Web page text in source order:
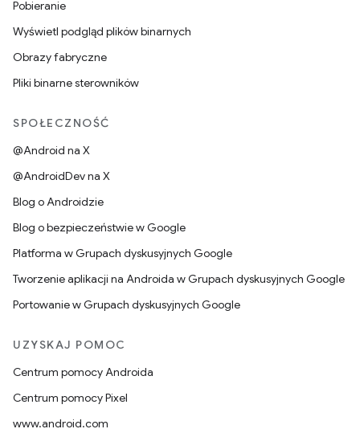
Pobieranie
Wyświetl podgląd plików binarnych
Obrazy fabryczne
Pliki binarne sterowników
SPOŁECZNOŚĆ
@Android na X
@AndroidDev na X
Blog o Androidzie
Blog o bezpieczeństwie w Google
Platforma w Grupach dyskusyjnych Google
Tworzenie aplikacji na Androida w Grupach dyskusyjnych Google
Portowanie w Grupach dyskusyjnych Google
UZYSKAJ POMOC
Centrum pomocy Androida
Centrum pomocy Pixel
www.android.com